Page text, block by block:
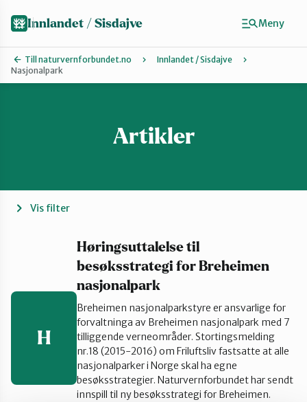
Arrangement
Gran og Lunner
Hamar og omegn
Innlandet / Sisdajve
Till naturvernforbundet.no
Innlandet / Sisdajve
Nasjonalpark
Artikler
Vis filter
H
Høringsuttalelse til
besøksstrategi for Breheimen
nasjonalpark
Breheimen nasjonalparkstyre er ansvarlige for
forvaltninga av Breheimen nasjonalpark med 7
tilliggende verneområder. Stortingsmelding
nr.18 (2015-2016) om Friluftsliv fastsatte at alle
nasjonalparker i Norge skal ha egne
besøksstrategier. Naturvernforbundet har sendt
innspill til ny besøksstrategi for Breheimen.